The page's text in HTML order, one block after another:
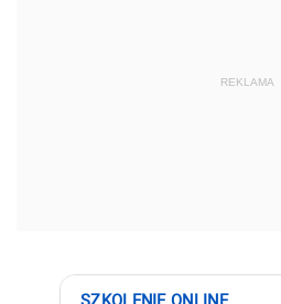
REKLAMA